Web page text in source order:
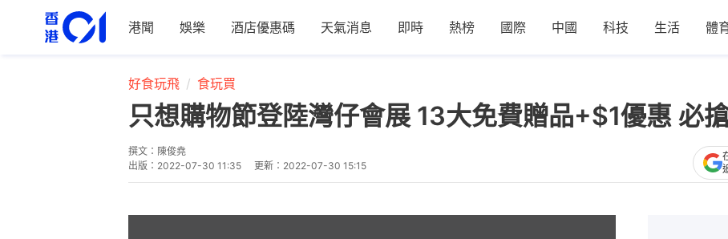
港聞 娛樂 酒店優惠碼 天氣消息 即時 熱榜 國際 中國 科技 生活 體
好食玩飛 食玩買
只想購物節登陸灣仔會展 13大免費贈品+$1優惠 必
撰文： 陳俊堯
出版： 2022-07-30 11:35 更新： 2022-07-30 15:15